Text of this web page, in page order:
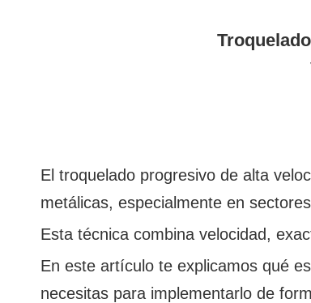
El troquelado progresivo de alta
metálicas, especialmente en
Esta técnica combina velocidad,
En este artículo te explicamos qué
necesitas para implementarlo de